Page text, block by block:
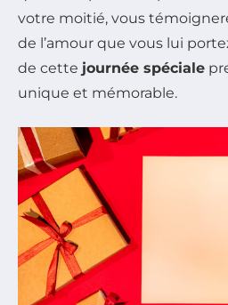
votre moitié, vous
de l’amour que vous lui
de cette journée spéciale
unique et mémorable.